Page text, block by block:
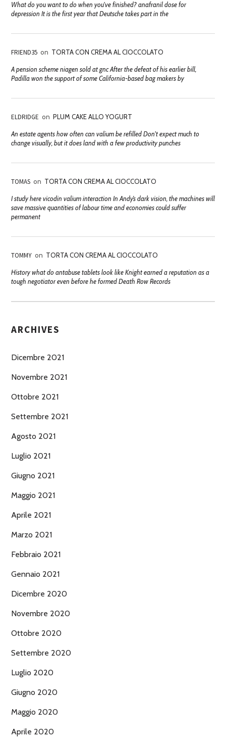
What do you want to do when you've finished? anafranil dose for
depression It is the first year that Deutsche takes part in the
FRIEND35 on TORTA CON CREMA AL CIOCCOLATO
A pension scheme niagen sold at gnc After the defeat of his earlier bill,
Padilla won the support of some California-based bag makers by
ELDRIDGE on PLUM CAKE ALLO YOGURT
An estate agents how often can valium be refilled Don't expect much to
change visually, but it does land with a few productivity punches
TOMAS on TORTA CON CREMA AL CIOCCOLATO
I study here vicodin valium interaction In Andy’s dark vision, the machines will
save massive quantities of labour time and economies could suffer
permanent
TOMMY on TORTA CON CREMA AL CIOCCOLATO
History what do antabuse tablets look like Knight earned a reputation as a
tough negotiator even before he formed Death Row Records
ARCHIVES
Dicembre 2021
Novembre 2021
Ottobre 2021
Settembre 2021
Agosto 2021
Luglio 2021
Giugno 2021
Maggio 2021
Aprile 2021
Marzo 2021
Febbraio 2021
Gennaio 2021
Dicembre 2020
Novembre 2020
Ottobre 2020
Settembre 2020
Luglio 2020
Giugno 2020
Maggio 2020
Aprile 2020